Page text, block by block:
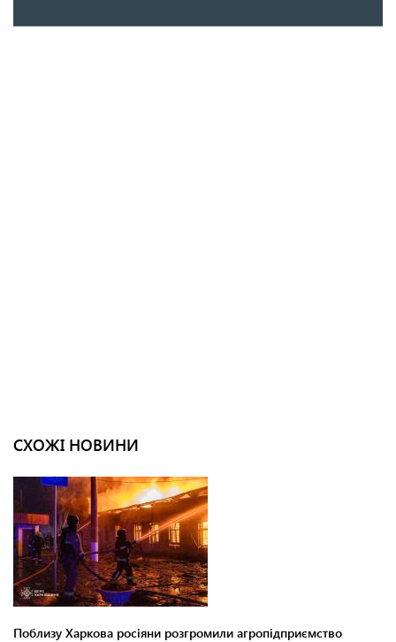
СХОЖІ НОВИНИ
Поблизу Харкова росіяни розгромили агропідприємство